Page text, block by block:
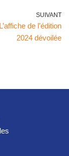
SUIVANT
de l’édition
2024 dévoilée